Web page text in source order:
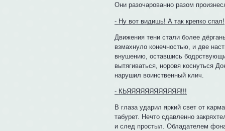
Они разочарованно разом
- Ну вот видишь! А так крепко спал!
Движения тени стали более
взмахнуло конечностью, и две
внушению, оставшись
вытягиваться, норовя коснуться
нарушил воинственный клич.
- КЬЯЯЯЯЯЯЯЯЯЯЯЯ!!!
В глаза ударил яркий свет от
табурет. Нечто сдавленно
и след простыл. Обладателем